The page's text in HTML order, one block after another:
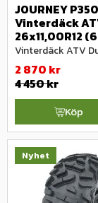
JOURNEY P350
Vinterdäck
26x11,00R12
Vinterdäck ATV
2 870 kr
4 450kr
Köp
Nyhet